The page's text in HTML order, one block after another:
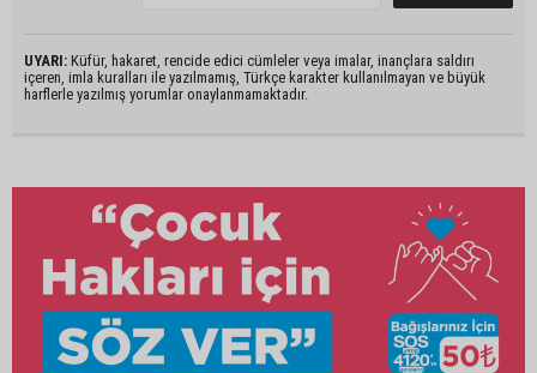
UYARI: Küfür, hakaret, rencide edici cümleler veya imalar, inançlara saldırı
içeren, imla kuralları ile yazılmamış, Türkçe karakter kullanılmayan ve büyük
harflerle yazılmış yorumlar onaylanmamaktadır.